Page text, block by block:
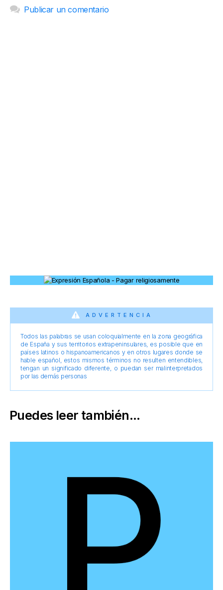
Publicar un comentario
ADVERTENCIA
Todos las palabras se usan coloquialmente en la zona geográfica
de España y sus territorios extrapeninsulares, es posible que en
países latinos o hispanoamericanos y en otros lugares donde se
hable español, estos mismos términos no resulten entendibles,
tengan un significado diferente, o puedan ser malinterpretados
por las demás personas
Puedes leer también...